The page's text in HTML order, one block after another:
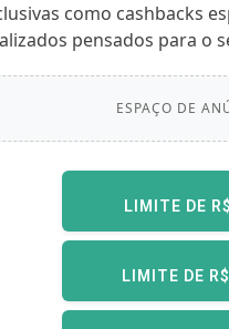
como cashbacks
pensados para o
ESPAÇO DE
LIMITE DE
LIMITE DE